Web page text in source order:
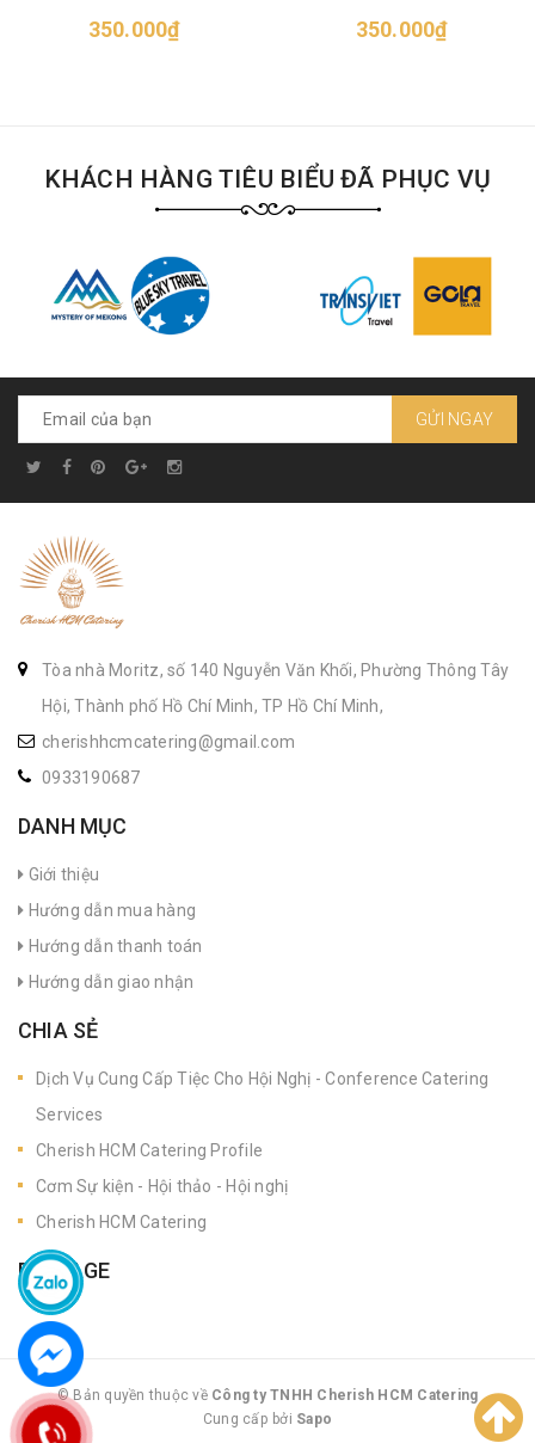
350.000₫ 350.000₫
KHÁCH HÀNG TIÊU BIỂU ĐÃ PHỤC VỤ
GỬI NGAY
Tòa nhà Moritz, số 140 Nguyễn Văn Khối, Phường Thông Tây
Hội, Thành phố Hồ Chí Minh, TP Hồ Chí Minh,
cherishhcmcatering@gmail.com
0933190687
DANH MỤC
Giới thiệu
Hướng dẫn mua hàng
Hướng dẫn thanh toán
Hướng dẫn giao nhận
CHIA SẺ
Dịch Vụ Cung Cấp Tiệc Cho Hội Nghị - Conference Catering
Services
Cherish HCM Catering Profile
Cơm Sự kiện - Hội thảo - Hội nghị
Cherish HCM Catering
FANPAGE
© Bản quyền thuộc về Công ty TNHH Cherish HCM Catering
|
Cung cấp bởi Sapo